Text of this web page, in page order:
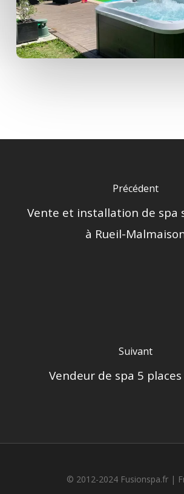
Précédent
Vente et installation de spa
à Rueil-
Suivant
Vendeur de spa 5
© 2012-2024 Fusionspa.fr |